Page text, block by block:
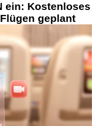
ein: Kostenloses
geplant